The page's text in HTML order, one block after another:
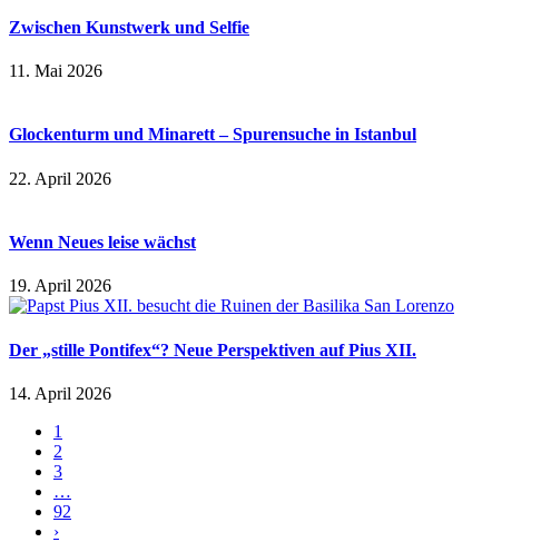
Zwischen Kunstwerk und Selfie
11. Mai 2026
Glockenturm und Minarett – Spurensuche in Istanbul
22. April 2026
Wenn Neues leise wächst
19. April 2026
Der „stille Pontifex“? Neue Perspektiven auf Pius XII.
14. April 2026
1
2
3
…
92
›